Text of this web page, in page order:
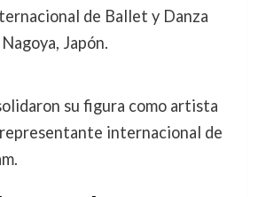
de Ballet y Danza
Japón.
su figura como artista
internacional de